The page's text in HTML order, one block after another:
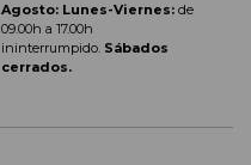
Agosto: Lunes-Viernes: de
09.00h a 17.00h
ininterrumpido. Sábados
cerrados.